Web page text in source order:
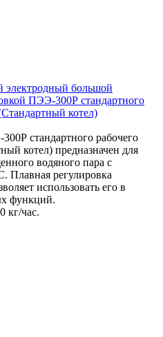
электродный большой
ПЭЭ-300Р стандартного
котел)
стандартного рабочего
котел) предназначен для
водяного пара с
Плавная регулировка
использовать его в
функций.
кг/час.